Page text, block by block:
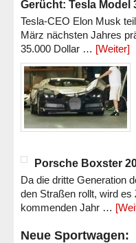
Gerücht: Tesla Model
Tesla-CEO Elon Musk
März nächsten Jahres
35.000 Dollar … [Weiter]
Porsche Boxster
Da die dritte Generation
den Straßen rollt, wird es
kommenden Jahr …
Neue Sportwagen: